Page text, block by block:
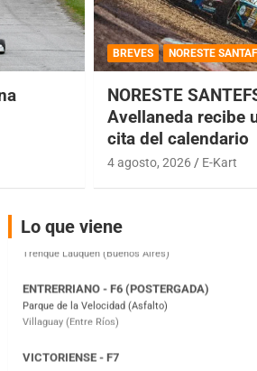
BREVES NORESTE
NORESTE
Avellaneda recibe
cita del calendario
4 agosto, 2026 E-Kart
Lo que viene
COBERTURA ESPECIAL DE E-KART.COM.AR
Ramiro Tot (Asfalto)
Baradero (Buenos Aires)
Ciudad de Trenque Lauquen (Asfalto)
Parque de la Velocidad (Asfalto)
VICTORIENSE - F7
El Cerro (Tierra)
Victoria (Entre Ríos)
PATAGONICO - F6